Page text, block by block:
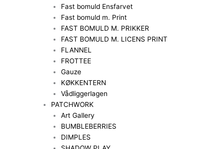
Fast bomuld Ensfarvet
Fast bomuld m. Print
FAST BOMULD M. PRIKKER
FAST BOMULD M. LICENS PRINT
FLANNEL
FROTTEE
Gauze
KØKKENTERN
Vådliggerlagen
PATCHWORK
Art Gallery
BUMBLEBERRIES
DIMPLES